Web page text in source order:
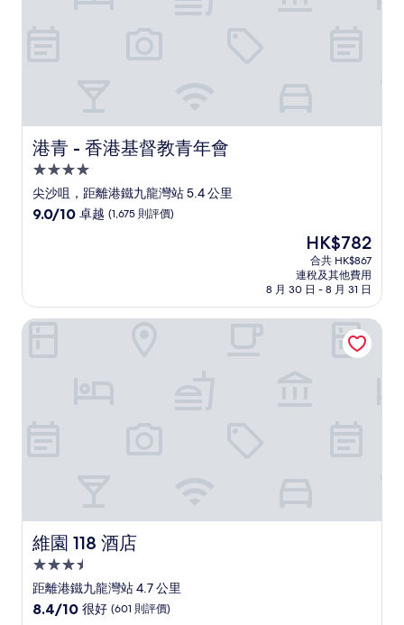
港青 - 香港基督教青年會
港青 - 香港基督教青年會
4.0
星
級
尖沙咀，距離港鐵九龍灣站 5.4 公里
9.0
分)，
卓
9.0/10 卓越 (1,675 則評價)
現
售
HK$782
HK$782
合共 HK$867
連稅及其他費用
8 月 30 日 - 8 月 31 日
維園 118 酒店
維園 118 酒店
3.5
星
級
距離港鐵九龍灣站 4.7 公里
8.4
8.4/10 很好 (601 則評價)
維園 118 酒店